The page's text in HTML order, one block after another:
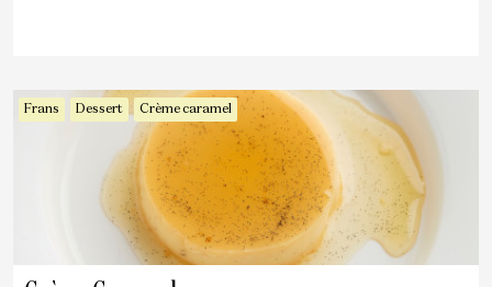
Frans Dessert Crème caramel